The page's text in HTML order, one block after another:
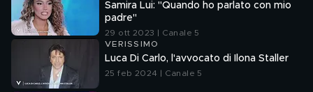
Samira Lui: "Quando ho parlato con mio
padre"
29 ott 2023 | Canale 5
VERISSIMO
Luca Di Carlo, l'avvocato di Ilona Staller
25 feb 2024 | Canale 5